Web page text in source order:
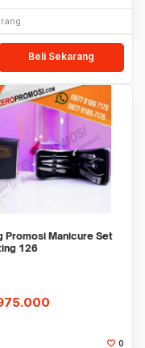
Beli Sekarang
Promosi Manicure Set
126
0